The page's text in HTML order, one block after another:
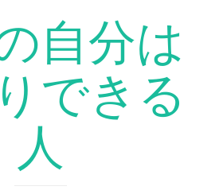
自分は
できる
人